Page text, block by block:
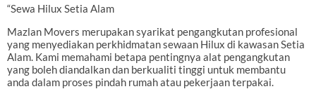
“Sewa Hilux Setia Alam
Mazlan Movers merupakan syarikat pengangkutan profesional
yang menyediakan perkhidmatan sewaan Hilux di kawasan Setia
Alam. Kami memahami betapa pentingnya alat pengangkutan
yang boleh diandalkan dan berkualiti tinggi untuk membantu
anda dalam proses pindah rumah atau pekerjaan terpakai.